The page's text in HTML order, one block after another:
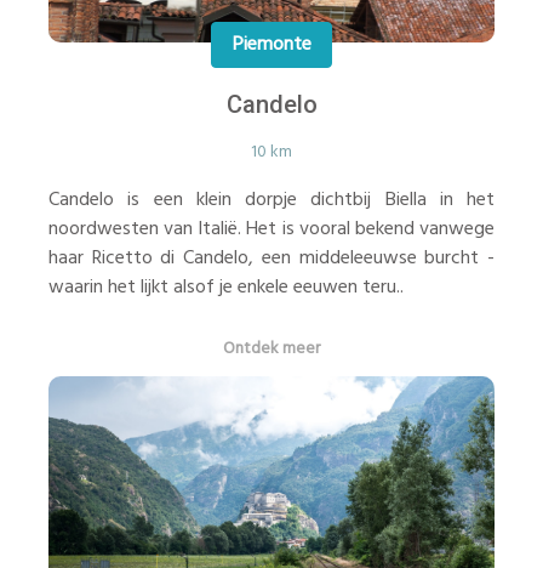
Piemonte
Candelo
10 km
Candelo is een klein dorpje dichtbij Biella in het
noordwesten van Italië. Het is vooral bekend vanwege
haar Ricetto di Candelo, een middeleeuwse burcht -
waarin het lijkt alsof je enkele eeuwen teru..
Ontdek meer